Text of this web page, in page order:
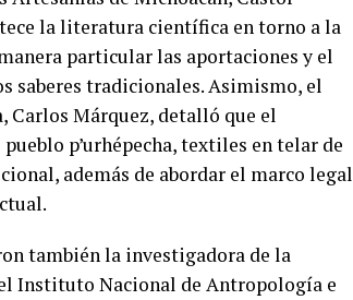
la literatura científica en torno a la
particular las aportaciones y el
saberes tradicionales. Asimismo, el
Márquez, detalló que el
p’urhépecha, textiles en telar de
además de abordar el marco legal
también la investigadora de la
Instituto Nacional de Antropología e